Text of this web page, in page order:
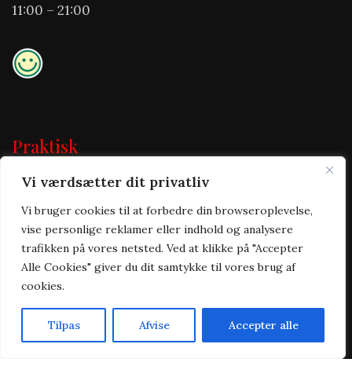
Vi værdsætter dit privatliv
Vi bruger cookies til at forbedre din browseroplevelse,
vise personlige reklamer eller indhold og analysere
trafikken på vores netsted. Ved at klikke på "Accepter
Alle Cookies" giver du dit samtykke til vores brug af
cookies.
Tilpas Afvise Accepter alle
11:00 – 21:00
Praktisk
Forside
Takeaway
Om os
Kontakt
Handelsbetingelser
Cookie & privatlivspolitik